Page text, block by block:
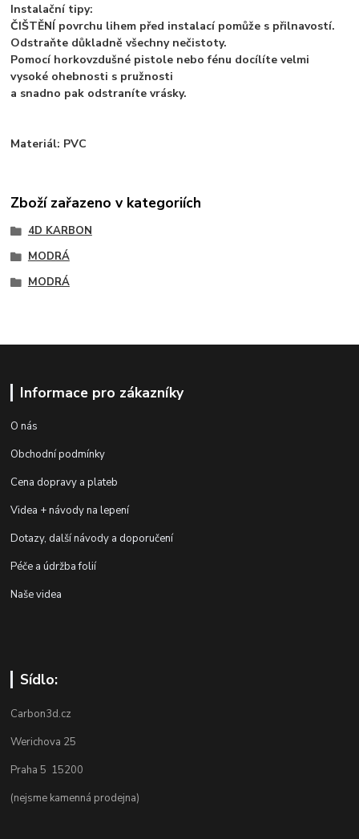
Instalační tipy:
ČIŠTĚNÍ povrchu lihem před instalací pomůže s přilnavostí.
Odstraňte důkladně všechny nečistoty.
Pomocí horkovzdušné pistole nebo fénu docílíte velmi
vysoké ohebnosti s pružnosti
a snadno pak odstraníte vrásky.
Materiál: PVC
Zboží zařazeno v kategoriích
4D KARBON
MODRÁ
MODRÁ
Informace pro zákazníky
O nás
Obchodní podmínky
Cena dopravy a plateb
Videa + návody na lepení
Dotazy, další návody a doporučení
Péče a údržba folií
Naše videa
Sídlo:
Carbon3d.cz
Werichova 25
Praha 5 15200
(nejsme kamenná prodejna)